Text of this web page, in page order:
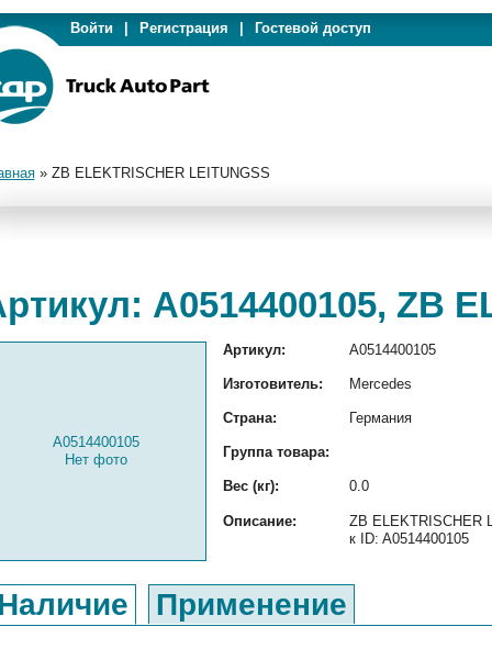
Войти Регистрация Гостевой доступ
» ZB ELEKTRISCHER LEITUNGSS
A0514400105, ZB
A0514400105
Нет фото
Артикул: A0514400105
Изготовитель: Mercedes
Страна: Германия
Группа товара:
Вес (кг): 0.0
Описание:
ZB ELEKTRISCHER
к ID: A0514400105
Применение